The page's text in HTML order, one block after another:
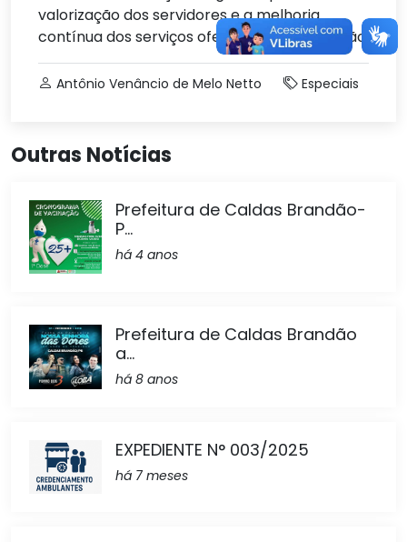
valorização dos servidores e a melhoria
contínua dos serviços oferecidos à população.
Antônio Venâncio de Melo Netto Especiais
Outras Notícias
Prefeitura de Caldas Brandão-
P...
há 4 anos
Prefeitura de Caldas Brandão
a...
há 8 anos
EXPEDIENTE N° 003/2025
há 7 meses